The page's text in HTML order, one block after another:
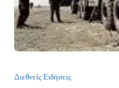
Διεθνείς Ειδήσεις